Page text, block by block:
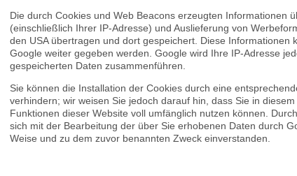
Die durch Cookies und Web Beacons erzeugten Informationen
(einschließlich Ihrer IP-Adresse) und Auslieferung von
den USA übertragen und dort gespeichert. Diese Informationen
Google weiter gegeben werden. Google wird Ihre IP-Adresse
gespeicherten Daten zusammenführen.
Sie können die Installation der Cookies durch eine
verhindern; wir weisen Sie jedoch darauf hin, dass Sie in
Funktionen dieser Website voll umfänglich nutzen können.
sich mit der Bearbeitung der über Sie erhobenen Daten durch
Weise und zu dem zuvor benannten Zweck einverstanden.